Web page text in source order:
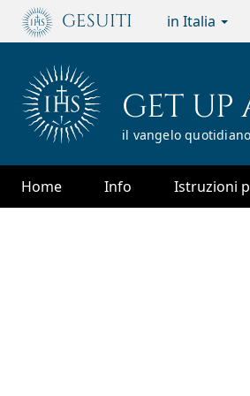
Passa
principale
GESUITI in Italia
GET
il vangelo
Home Info Istruzioni